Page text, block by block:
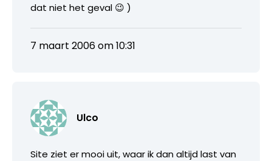
dat niet het geval 😉 )
7 maart 2006 om 10:31
Ulco
Site ziet er mooi uit, waar ik dan altijd last van